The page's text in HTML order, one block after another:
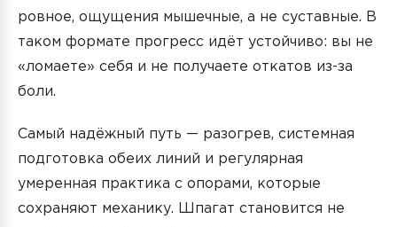
ровное, ощущения мышечные, а не суставные. В
таком формате прогресс идёт устойчиво: вы не
«ломаете» себя и не получаете откатов из-за
боли.
Самый надёжный путь — разогрев, системная
подготовка обеих линий и регулярная
умеренная практика с опорами, которые
сохраняют механику. Шпагат становится не